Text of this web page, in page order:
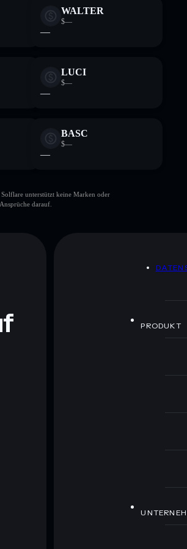
WALTER
$—
—
LUCI
$—
—
BASC
$—
—
unterstützt keine Marken oder
darauf.
PRODUKT